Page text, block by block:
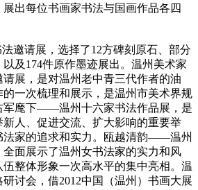
出每位书画家书法与国画作品各四
请展，选择了12方碑刻原石、部分
及174件原作墨迹展出。温州美术家
展，是对温州老中青三代作者的油
一次梳理和展示，是温州市美术界规
军麾下——温州十六家书法作品展，是
人、促进交流、扩大影响的重要举
法家的追求和实力。瓯越清韵——温州
面展示了温州女书法家的实力和风
整体形象一次高水平的集中亮相。温
讨会，借2012中国（温州）书画大展